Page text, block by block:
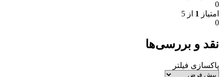
0
امتیاز 1 از 5
0
نقد و بررسی‌ها
پاکسازی فیلتر